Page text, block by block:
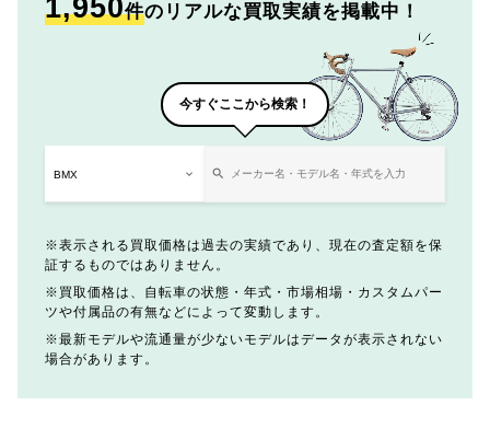
1,950件のリアルな買取実績を掲載中！
今すぐここから検索！
表示される買取価格は過去の実績であり、現在の査定額を保
証するものではありません。
買取価格は、自転車の状態・年式・市場相場・カスタムパー
ツや付属品の有無などによって変動します。
最新モデルや流通量が少ないモデルはデータが表示されない
場合があります。